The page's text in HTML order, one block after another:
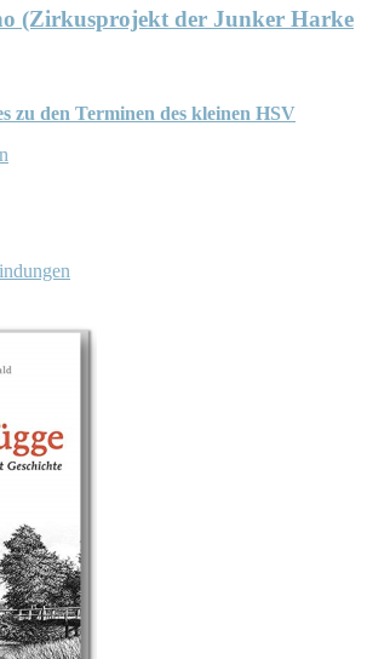
(Zirkusprojekt der Junker Harke
zu den Terminen des kleinen HSV